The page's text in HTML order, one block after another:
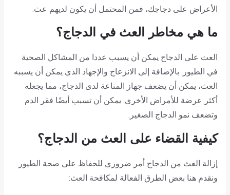
الأعراض على دجاجك، فمن المحتمل أن يكون لديهم عث.
ما هي مخاطر العث في الدجاج؟
العث على الدجاج يمكن أن يسبب عددا من المشاكل الصحية
في الطيور. بالإضافة إلى الانزعاج والإجهاد الذي يمكن أن يسببه
العث، يمكن أن يضعف جهاز المناعة لدى الدجاج، مما يجعله
أكثر عرضة للأمراض الأخرى. يمكن أن تسبب أيضًا فقر الدم
وتضعف نمو الدجاج الصغير.
كيفية القضاء على العث من الدجاج؟
إزالة العث من الدجاج أمر ضروري للحفاظ على صحة الطيور.
ونقدم هنا بعض الطرق الفعالة لمكافحة العث: